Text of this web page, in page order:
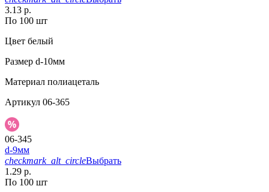
3.13 р.
По 100 шт
Цвет белый
Размер d-10мм
Материал полиацеталь
Артикул 06-365
06-345
d-9мм
checkmark_alt_circleВыбрать
1.29 р.
По 100 шт